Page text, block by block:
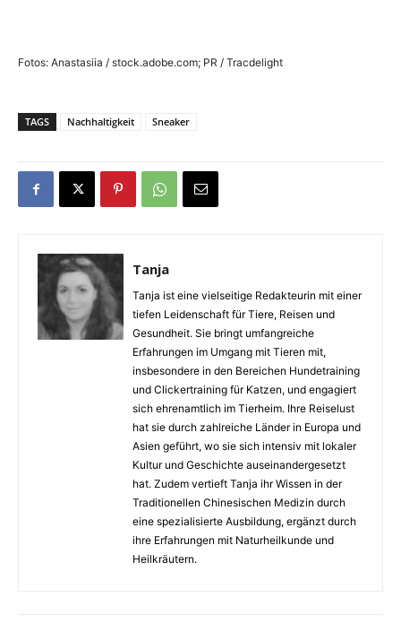
Fotos: Anastasiia / stock.adobe.com; PR / Tracdelight
TAGS Nachhaltigkeit Sneaker
Tanja
Tanja ist eine vielseitige Redakteurin mit einer
tiefen Leidenschaft für Tiere, Reisen und
Gesundheit. Sie bringt umfangreiche
Erfahrungen im Umgang mit Tieren mit,
insbesondere in den Bereichen Hundetraining
und Clickertraining für Katzen, und engagiert
sich ehrenamtlich im Tierheim. Ihre Reiselust
hat sie durch zahlreiche Länder in Europa und
Asien geführt, wo sie sich intensiv mit lokaler
Kultur und Geschichte auseinandergesetzt
hat. Zudem vertieft Tanja ihr Wissen in der
Traditionellen Chinesischen Medizin durch
eine spezialisierte Ausbildung, ergänzt durch
ihre Erfahrungen mit Naturheilkunde und
Heilkräutern.